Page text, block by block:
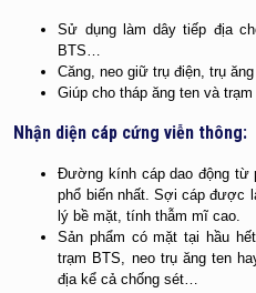
Sử dụng làm dây tiếp địa
BTS…
Căng, neo giữ trụ điện, trụ ăng
Giúp cho tháp ăng ten và
Nhận diện cáp cứng viễn thông:
Đường kính cáp dao động từ
phổ biến nhất. Sợi cáp được
lý bề mặt, tính thẫm mĩ cao.
Sản phẩm có mặt tại hầu
trạm BTS, neo trụ ăng ten
địa kể cả chống sét…